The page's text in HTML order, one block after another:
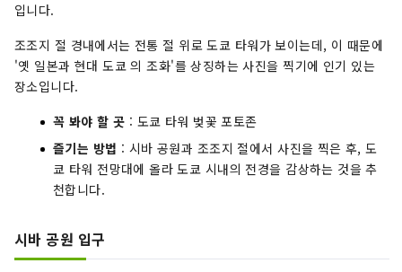
입니다.
조조지 절 경내에서는 전통 절 위로 도쿄 타워가 보이는데, 이 때문에
'옛 일본과 현대 도쿄 의 조화'를 상징하는 사진을 찍기에 인기 있는
장소입니다.
꼭 봐야 할 곳 : 도쿄 타워 벚꽃 포토존
즐기는 방법 : 시바 공원과 조조지 절에서 사진을 찍은 후, 도
쿄 타워 전망대에 올라 도쿄 시내의 전경을 감상하는 것을 추
천합니다.
시바 공원 입구